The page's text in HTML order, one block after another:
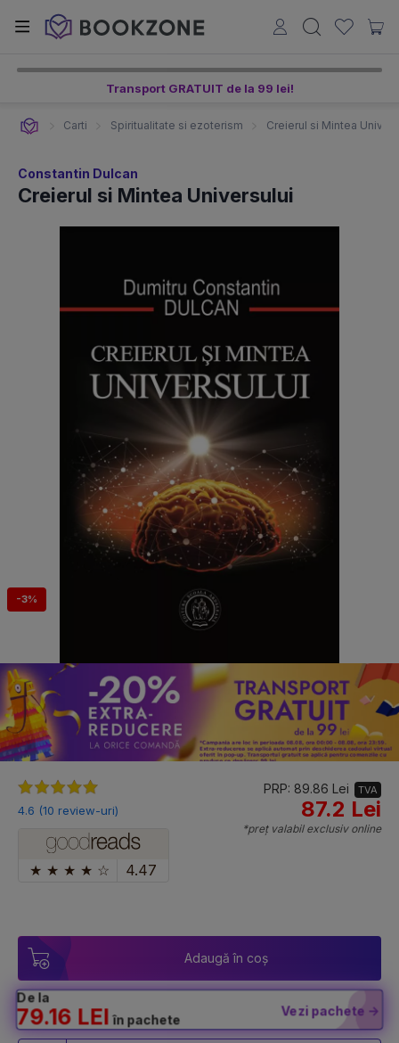
Transport GRATUIT de la 99 lei!
Carti Spiritualitate si ezoterism Creierul si Mintea
Constantin Dulcan
Creierul si Mintea Universului
-3%
4.6 (10 review-uri)
★ ★ ★ ★ ☆ 4.47
PRP: 89.86 Lei TVA
87.2 Lei
*preț valabil exclusiv online
Adaugă în coș
De la
79.16 LEI în pachete
Vezi pachete ->